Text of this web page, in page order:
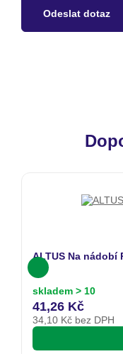
Odeslat dotaz
ALTUS Na nádobí
skladem > 10
41,26 Kč
34,10 Kč bez DPH